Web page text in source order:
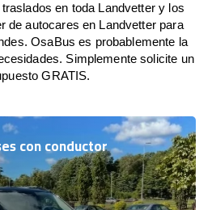
en toda Landvetter y los
de autocares en Landvetter para
OsaBus es probablemente la
Simplemente solicite un
GRATIS.
con conductor